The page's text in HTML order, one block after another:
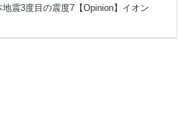
震3度目の震度7【Opinion】イオン